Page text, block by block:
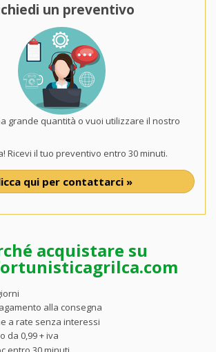
un preventivo
grande quantità o vuoi utilizzare il nostro
Ricevi il tuo preventivo entro 30 minuti.
qui per contattarci »
acquistare su
alla consegna
a rate senza interessi
da 0,99 + iva
entro 30 minuti